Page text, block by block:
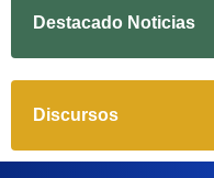
Destacado Noticias
Discursos